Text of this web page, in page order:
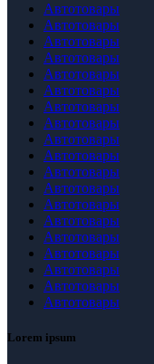
Автотовары
Автотовары
Автотовары
Автотовары
Автотовары
Автотовары
Автотовары
Автотовары
Автотовары
Автотовары
Автотовары
Автотовары
Автотовары
Автотовары
Автотовары
Автотовары
Автотовары
Автотовары
Автотовары
Lorem ipsum